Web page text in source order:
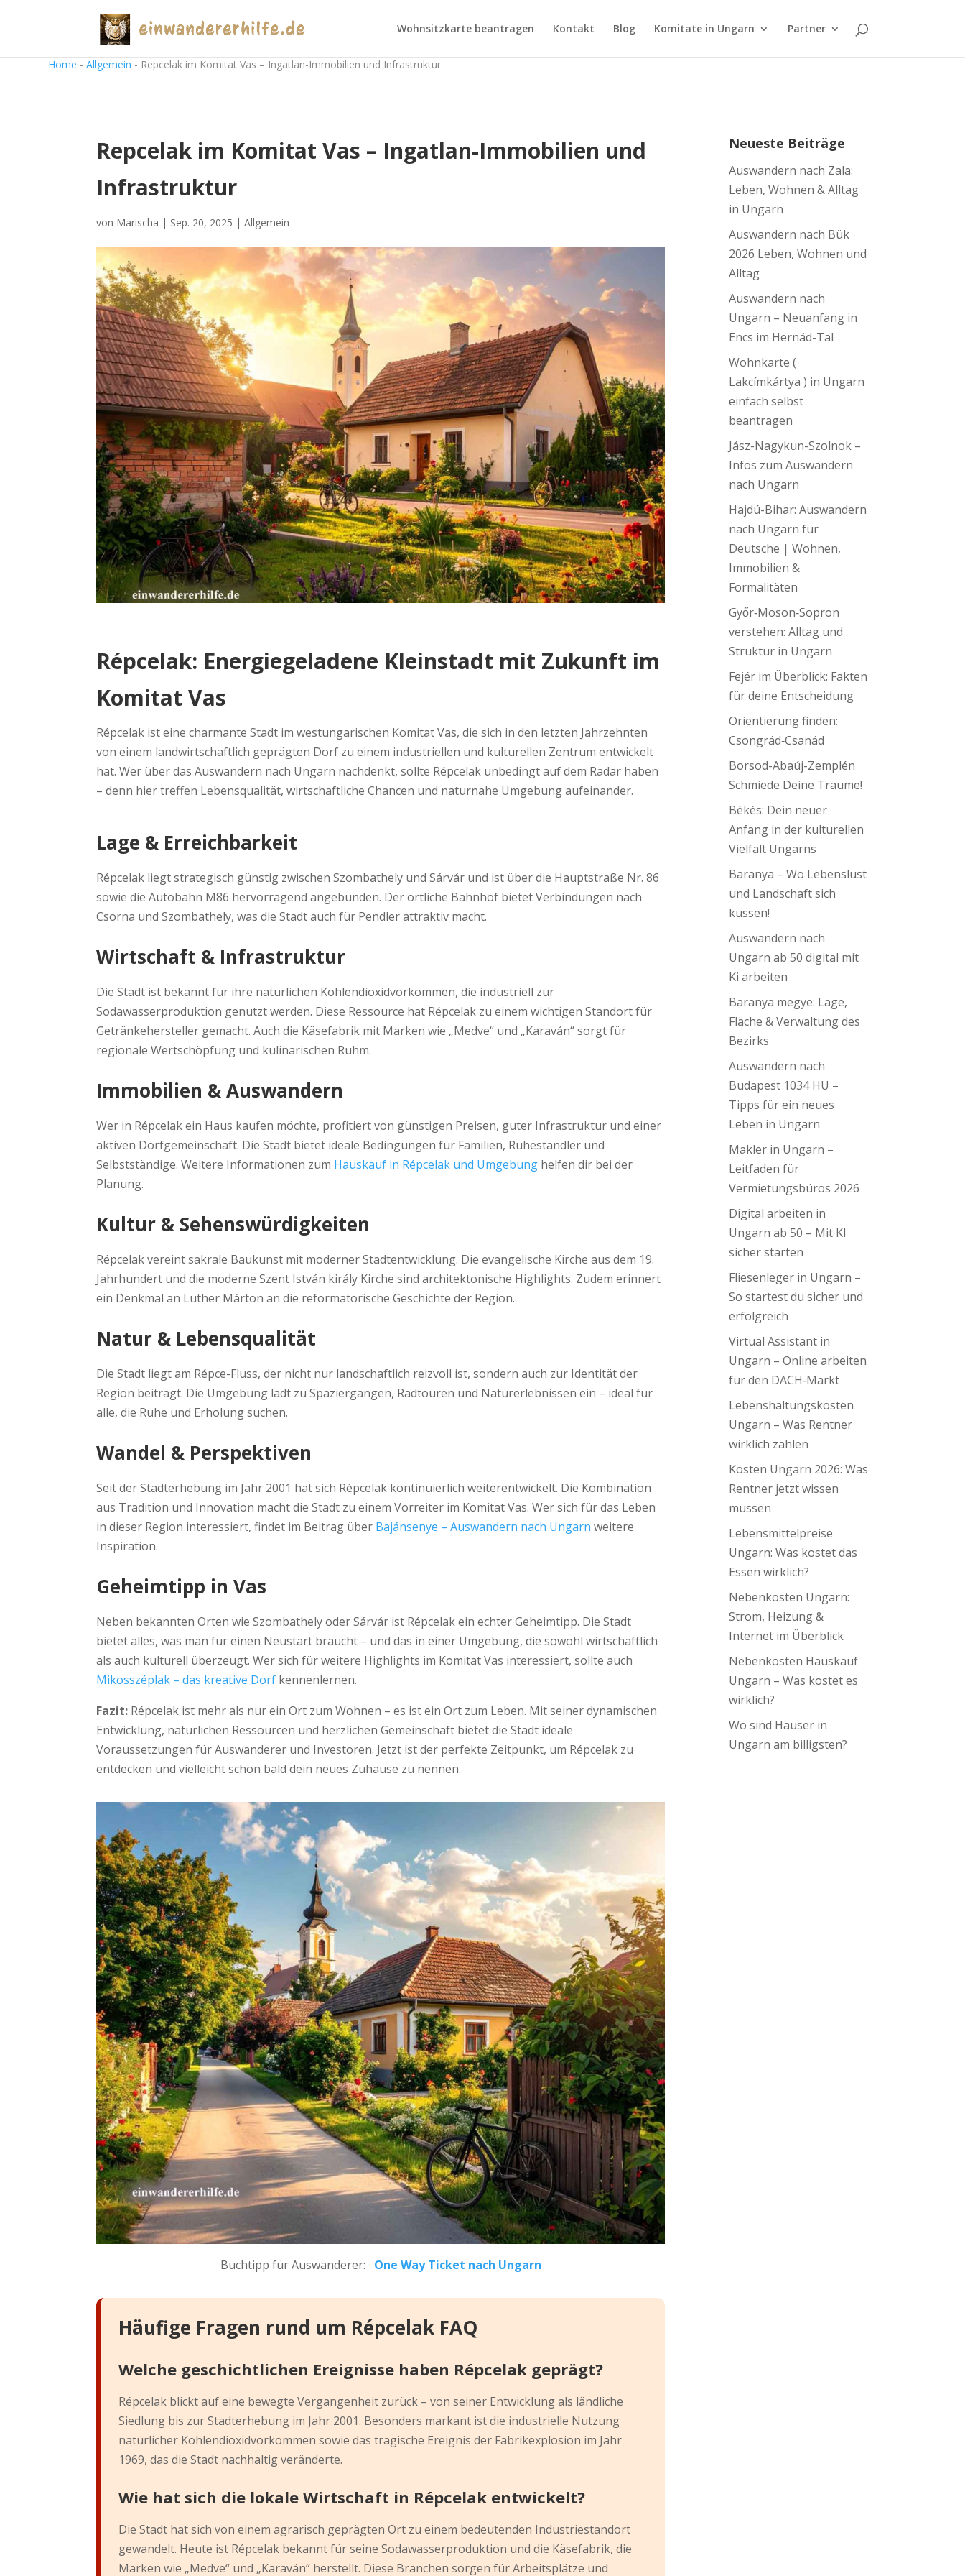
Wohnsitzkarte beantragen Kontakt Blog Komitate in Ungarn Partner
Home -Allgemein - Repcelak im Komitat Vas – Ingatlan-Immobilien und Infrastruktur
Repcelak im Komitat Vas – Ingatlan-Immobilien und
Infrastruktur
von Marischa | Sep. 20, 2025 |Allgemein
Répcelak: Energiegeladene Kleinstadt mit Zukunft im
Komitat Vas
Répcelak ist eine charmante Stadt im westungarischen Komitat Vas, die sich in den letzten Jahrzehnten
von einem landwirtschaftlich geprägten Dorf zu einem industriellen und kulturellen Zentrum entwickelt
hat. Wer über das Auswandern nach Ungarn nachdenkt, sollte Répcelak unbedingt auf dem Radar haben
– denn hier treffen Lebensqualität, wirtschaftliche Chancen und naturnahe Umgebung aufeinander.
Lage & Erreichbarkeit
Répcelak liegt strategisch günstig zwischen Szombathely und Sárvár und ist über die Hauptstraße Nr. 86
sowie die Autobahn M86 hervorragend angebunden. Der örtliche Bahnhof bietet Verbindungen nach
Csorna und Szombathely, was die Stadt auch für Pendler attraktiv macht.
Wirtschaft & Infrastruktur
Die Stadt ist bekannt für ihre natürlichen Kohlendioxidvorkommen, die industriell zur
Sodawasserproduktion genutzt werden. Diese Ressource hat Répcelak zu einem wichtigen Standort für
Getränkehersteller gemacht. Auch die Käsefabrik mit Marken wie „Medve“ und „Karaván“ sorgt für
regionale Wertschöpfung und kulinarischen Ruhm.
Immobilien & Auswandern
Wer in Répcelak ein Haus kaufen möchte, profitiert von günstigen Preisen, guter Infrastruktur und einer
aktiven Dorfgemeinschaft. Die Stadt bietet ideale Bedingungen für Familien, Ruheständler und
Selbstständige. Weitere Informationen zum Hauskauf in Répcelak und Umgebung helfen dir bei der
Planung.
Kultur & Sehenswürdigkeiten
Répcelak vereint sakrale Baukunst mit moderner Stadtentwicklung. Die evangelische Kirche aus dem 19.
Jahrhundert und die moderne Szent István király Kirche sind architektonische Highlights. Zudem erinnert
ein Denkmal an Luther Márton an die reformatorische Geschichte der Region.
Natur & Lebensqualität
Die Stadt liegt am Répce-Fluss, der nicht nur landschaftlich reizvoll ist, sondern auch zur Identität der
Region beiträgt. Die Umgebung lädt zu Spaziergängen, Radtouren und Naturerlebnissen ein – ideal für
alle, die Ruhe und Erholung suchen.
Wandel & Perspektiven
Seit der Stadterhebung im Jahr 2001 hat sich Répcelak kontinuierlich weiterentwickelt. Die Kombination
aus Tradition und Innovation macht die Stadt zu einem Vorreiter im Komitat Vas. Wer sich für das Leben
in dieser Region interessiert, findet im Beitrag über Bajánsenye – Auswandern nach Ungarn weitere
Inspiration.
Geheimtipp in Vas
Neben bekannten Orten wie Szombathely oder Sárvár ist Répcelak ein echter Geheimtipp. Die Stadt
bietet alles, was man für einen Neustart braucht – und das in einer Umgebung, die sowohl wirtschaftlich
als auch kulturell überzeugt. Wer sich für weitere Highlights im Komitat Vas interessiert, sollte auch
Mikosszéplak – das kreative Dorf kennenlernen.
Fazit: Répcelak ist mehr als nur ein Ort zum Wohnen – es ist ein Ort zum Leben. Mit seiner dynamischen
Entwicklung, natürlichen Ressourcen und herzlichen Gemeinschaft bietet die Stadt ideale
Voraussetzungen für Auswanderer und Investoren. Jetzt ist der perfekte Zeitpunkt, um Répcelak zu
entdecken und vielleicht schon bald dein neues Zuhause zu nennen.
Buchtipp für Auswanderer: One Way Ticket nach Ungarn
Häufige Fragen rund um Répcelak FAQ
Welche geschichtlichen Ereignisse haben Répcelak geprägt?
Répcelak blickt auf eine bewegte Vergangenheit zurück – von seiner Entwicklung als ländliche
Siedlung bis zur Stadterhebung im Jahr 2001. Besonders markant ist die industrielle Nutzung
natürlicher Kohlendioxidvorkommen sowie das tragische Ereignis der Fabrikexplosion im Jahr
1969, das die Stadt nachhaltig veränderte.
Wie hat sich die lokale Wirtschaft in Répcelak entwickelt?
Die Stadt hat sich von einem agrarisch geprägten Ort zu einem bedeutenden Industriestandort
gewandelt. Heute ist Répcelak bekannt für seine Sodawasserproduktion und die Käsefabrik, die
Marken wie „Medve“ und „Karaván“ herstellt. Diese Branchen sorgen für Arbeitsplätze und
Neueste Beiträge
Auswandern nach Zala:
Leben, Wohnen & Alltag
in Ungarn
Auswandern nach Bük
2026 Leben, Wohnen und
Alltag
Auswandern nach
Ungarn – Neuanfang in
Encs im Hernád-Tal
Wohnkarte (
Lakcímkártya ) in Ungarn
einfach selbst
beantragen
Jász-Nagykun-Szolnok –
Infos zum Auswandern
nach Ungarn
Hajdú-Bihar: Auswandern
nach Ungarn für
Deutsche | Wohnen,
Immobilien &
Formalitäten
Győr‑Moson‑Sopron
verstehen: Alltag und
Struktur in Ungarn
Fejér im Überblick: Fakten
für deine Entscheidung
Orientierung finden:
Csongrád‑Csanád
Borsod-Abaúj-Zemplén
Schmiede Deine Träume!
Békés: Dein neuer
Anfang in der kulturellen
Vielfalt Ungarns
Baranya – Wo Lebenslust
und Landschaft sich
küssen!
Auswandern nach
Ungarn ab 50 digital mit
Ki arbeiten
Baranya megye: Lage,
Fläche & Verwaltung des
Bezirks
Auswandern nach
Budapest 1034 HU –
Tipps für ein neues
Leben in Ungarn
Makler in Ungarn –
Leitfaden für
Vermietungsbüros 2026
Digital arbeiten in
Ungarn ab 50 – Mit KI
sicher starten
Fliesenleger in Ungarn –
So startest du sicher und
erfolgreich
Virtual Assistant in
Ungarn – Online arbeiten
für den DACH‑Markt
Lebenshaltungskosten
Ungarn – Was Rentner
wirklich zahlen
Kosten Ungarn 2026: Was
Rentner jetzt wissen
müssen
Lebensmittelpreise
Ungarn: Was kostet das
Essen wirklich?
Nebenkosten Ungarn:
Strom, Heizung &
Internet im Überblick
Nebenkosten Hauskauf
Ungarn – Was kostet es
wirklich?
Wo sind Häuser in
Ungarn am billigsten?